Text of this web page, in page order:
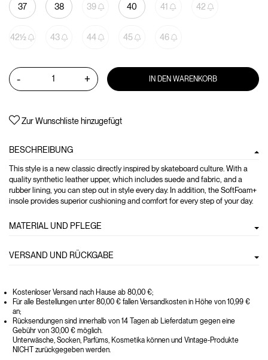
37 38 39 40 41 42
42½ 43 44 45 46
- + IN DEN WARENKORB
Zur Wunschliste hinzugefügt
BESCHREIBUNG
This style is a new classic directly inspired by skateboard culture. With a
quality synthetic leather upper, which includes suede and fabric, and a
rubber lining, you can step out in style every day. In addition, the SoftFoam+
insole provides superior cushioning and comfort for every step of your day.
MATERIAL UND PFLEGE
VERSAND UND RÜCKGABE
Kostenloser Versand nach Hause ab 80,00 €;
Für alle Bestellungen unter 80,00 € fallen Versandkosten in Höhe von 10,99 €
an;
Rücksendungen sind innerhalb von 14 Tagen ab Lieferdatum gegen eine
Gebühr von 30,00 € möglich.
Unterwäsche, Socken, Parfüms, Kosmetika können und Vintage-Produkte
NICHT zurückgegeben werden.